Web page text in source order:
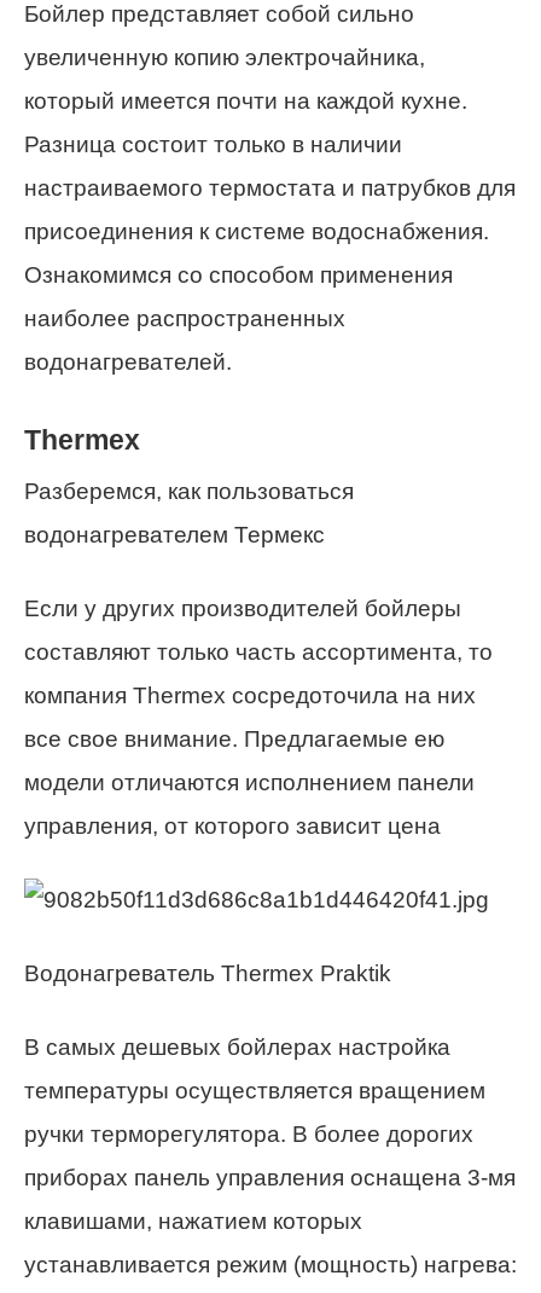
Бойлер представляет собой сильно
увеличенную копию электрочайника,
который имеется почти на каждой кухне.
Разница состоит только в наличии
настраиваемого термостата и патрубков для
присоединения к системе водоснабжения.
Ознакомимся со способом применения
наиболее распространенных
водонагревателей.
Thermex
Разберемся, как пользоваться
водонагревателем Термекс
Если у других производителей бойлеры
составляют только часть ассортимента, то
компания Thermex сосредоточила на них
все свое внимание. Предлагаемые ею
модели отличаются исполнением панели
управления, от которого зависит цена
Водонагреватель Thermex Praktik
В самых дешевых бойлерах настройка
температуры осуществляется вращением
ручки терморегулятора. В более дорогих
приборах панель управления оснащена 3-мя
клавишами, нажатием которых
устанавливается режим (мощность) нагрева: